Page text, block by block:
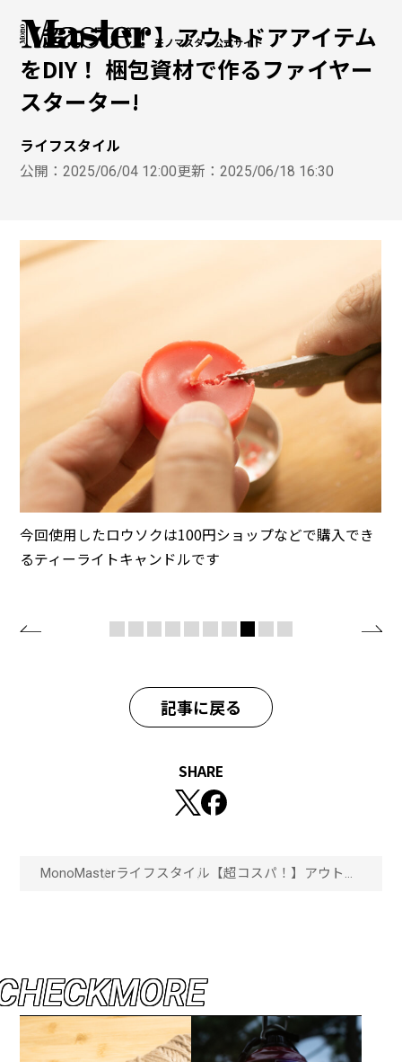
モノマスター公式サイト
【超コスパ！】アウトドアアイテム
をDIY！ 梱包資材で作るファイヤー
スターター!
ライフスタイル
公開：2025/06/04 12:00更新：2025/06/18 16:30
今回使用したロウソクは100円ショップなどで購入でき
るティーライトキャンドルです
記事に戻る
SHARE
MonoMasterライフスタイル 【超コスパ！】アウトド
HECKMORE